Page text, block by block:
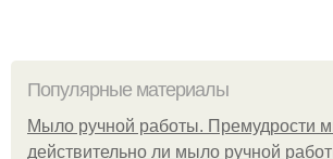
Популярные материалы
Мыло ручной работы. Премудрости
действительно ли мыло ручной